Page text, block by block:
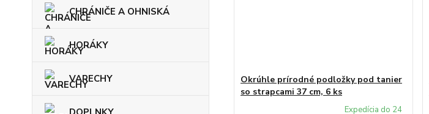
CHRÁNIČE A OHNISKÁ
HORÁKY
VARECHY
Okrúhle prírodné podložky pod tanier
so strapcami 37 cm, 6 ks
Expedícia do 24